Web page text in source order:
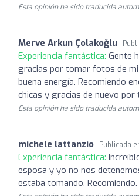
Esta opinión ha sido traducida
Merve Arkun Çolakoğlu
Experiencia fantástica: Gente
gracias por tomar fotos de
buena energía. Recomiendo
chicas y gracias de nuevo por
Esta opinión ha sido traducida
michele lattanzio Publicada
Experiencia fantástica:
esposa y yo no nos
estaba tomando. Recomiendo.